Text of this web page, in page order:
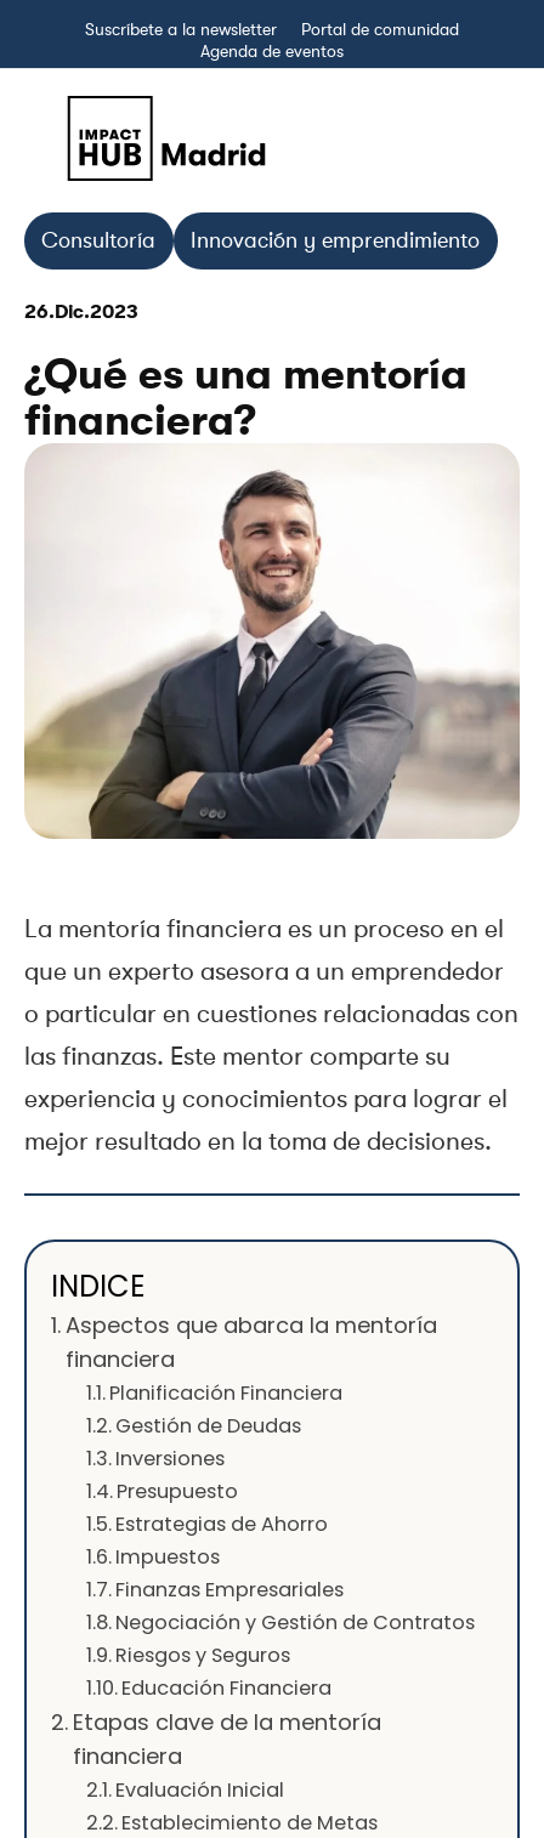
Suscríbete a la newsletter
Portal de comunidad
Agenda de eventos
Consultoría Innovación y emprendimiento
26.Dic.2023
¿Qué es una mentoría
financiera?
La mentoría financiera es un proceso en el
que un experto asesora a un emprendedor
o particular en cuestiones relacionadas con
las finanzas. Este mentor comparte su
experiencia y conocimientos para lograr el
mejor resultado en la toma de decisiones.
INDICE
Aspectos que abarca la mentoría
financiera
Planificación Financiera
Gestión de Deudas
Inversiones
Presupuesto
Estrategias de Ahorro
Impuestos
Finanzas Empresariales
Negociación y Gestión de Contratos
Riesgos y Seguros
Educación Financiera
Etapas clave de la mentoría
financiera
Evaluación Inicial
Establecimiento de Metas